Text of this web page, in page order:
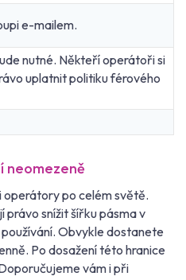
e-mailem.
nutné. Někteří operátoři si
uplatnit politiku férového
neomezeně
operátory po celém světě.
právo snížit šířku pásma v
Obvykle dostanete
Po dosažení této hranice
vám i při